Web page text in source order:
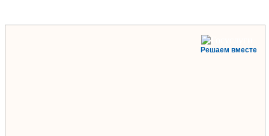
Решаем вместе